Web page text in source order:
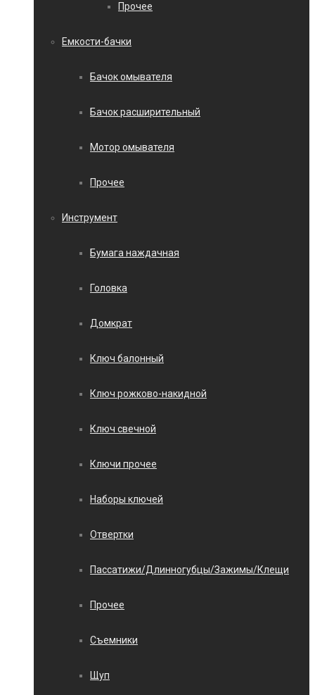
Прочее
Емкости-бачки
Бачок омывателя
Бачок расширительный
Мотор омывателя
Прочее
Инструмент
Бумага наждачная
Головка
Домкрат
Ключ балонный
Ключ рожково-накидной
Ключ свечной
Ключи прочее
Наборы ключей
Отвертки
Пассатижи/Длинногубцы/Зажимы/Клещи
Прочее
Съемники
Щуп